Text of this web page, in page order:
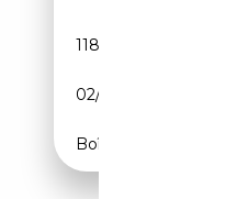
118 952 km
02/2015
Boîte manuelle